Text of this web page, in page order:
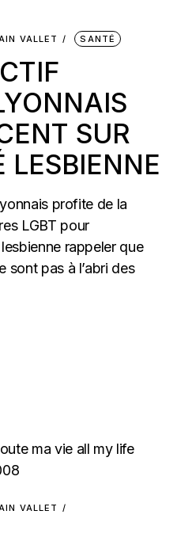
VALLET SANTÉ
SUR
LESBIENNE
profite de la
LGBT pour
rappeler que
sont pas à l’abri des
VALLET